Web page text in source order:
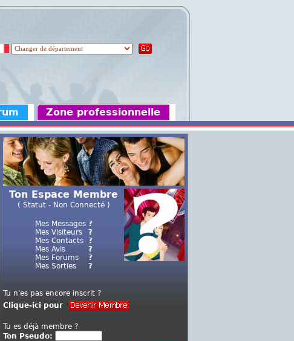
Zone professionnelle
Ton Espace Membre
( Statut - Non Connecté )
Mes Messages
Mes Visiteurs
Mes Contacts
Mes Avis
Mes Forums
Mes Sorties
?
?
?
?
?
?
Tu n'es pas encore inscrit ?
Clique-ici pour
Tu es déjà membre ?
Ton Pseudo: